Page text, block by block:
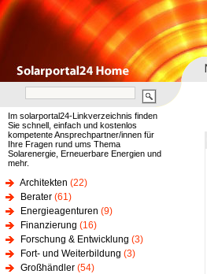
Im solarportal24-Linkverzeichnis finden
Sie schnell, einfach und kostenlos
kompetente Ansprechpartner/innen für
Ihre Fragen rund ums Thema
Solarenergie, Erneuerbare Energien und
mehr.
Architekten (22)
Berater (61)
Energieagenturen (9)
Finanzierung (16)
Forschung & Entwicklung (3)
Fort- und Weiterbildung (3)
Großhändler (54)